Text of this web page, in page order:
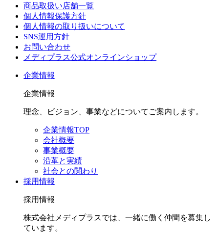
商品取扱い店舗一覧
個人情報保護方針
個人情報の取り扱いについて
SNS運用方針
お問い合わせ
メディプラス公式オンラインショップ
企業情報
企業情報
理念、ビジョン、事業などについてご案内します。
企業情報TOP
会社概要
事業概要
沿革と実績
社会との関わり
採用情報
採用情報
株式会社メディプラスでは、一緒に働く仲間を募集し
ています。